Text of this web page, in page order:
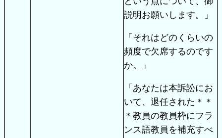
説明お願いします。」
「それはどのくらいの
頻度で欠席するのです
か。」
「あなたは本訴訟にお
いて、退任された＊＊
＊教員の教員枠にフラ
ンス語教員を補充すべ